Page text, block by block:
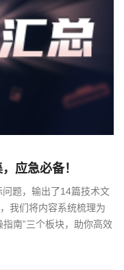
应急必备！
题，输出了14篇技术文
我们将内容系统梳理为
南”三个板块，助你高效